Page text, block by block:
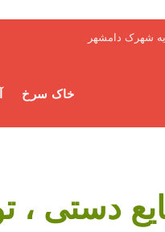
شهرک دامشهر
خاک سرخ
دستی ،